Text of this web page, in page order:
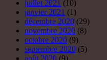
juillet 2021 (10)
janvier 2021 (1)
décembre 2020 (29)
novembre 2020 (8)
octobre 2020 (9)
septembre 2020 (5)